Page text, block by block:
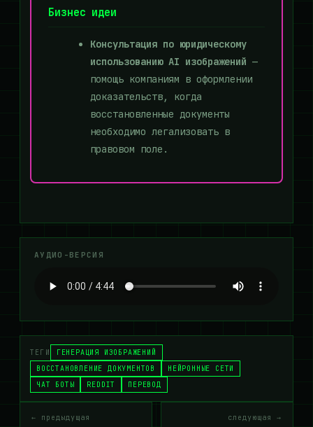
Бизнес идеи
Консультация по юридическому
использованию AI изображений —
помощь компаниям в оформлении
доказательств, когда
восстановленные документы
необходимо легализовать в
правовом поле.
АУДИО-ВЕРСИЯ
ТЕГИ
ГЕНЕРАЦИЯ ИЗОБРАЖЕНИЙ
ВОССТАНОВЛЕНИЕ ДОКУМЕНТОВ
НЕЙРОННЫЕ СЕТИ
ЧАТ БОТЫ
REDDIT ПЕРЕВОД
← предыдущая следующая →